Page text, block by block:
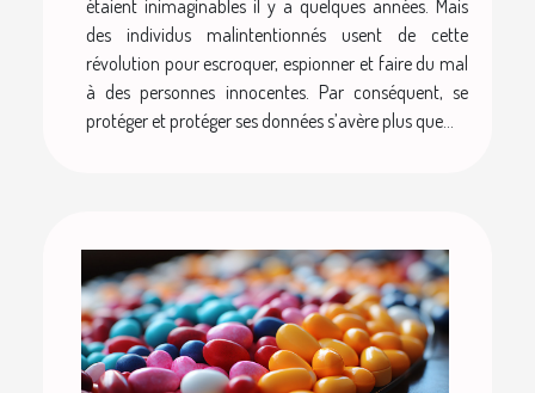
étaient inimaginables il y a quelques années. Mais
des individus malintentionnés usent de cette
révolution pour escroquer, espionner et faire du mal
à des personnes innocentes. Par conséquent, se
protéger et protéger ses données s’avère plus que...